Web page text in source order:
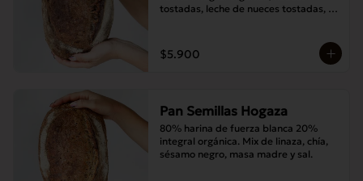
tostadas, leche de nueces tostadas,
$5.900
Pan Semillas Hogaza
80% harina de fuerza blanca 20%
integral orgánica. Mix de linaza, chía,
sésamo negro, masa madre y sal.